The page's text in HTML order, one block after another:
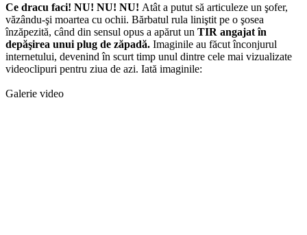
Ce dracu faci! NU! NU! NU! Atât a putut să articuleze un şofer,
văzându-şi moartea cu ochii. Bărbatul rula liniştit pe o şosea
înzăpezită, când din sensul opus a apărut un TIR angajat în
depăşirea unui plug de zăpadă. Imaginile au făcut înconjurul
internetului, devenind în scurt timp unul dintre cele mai vizualizate
videoclipuri pentru ziua de azi. Iată imaginile:
Galerie video